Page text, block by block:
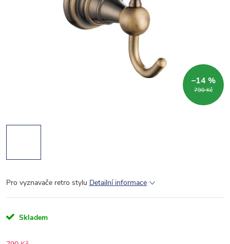
790 Kč
–14 %
Pro vyznavače retro stylu Detailní informace
Skladem